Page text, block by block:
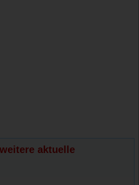
aktuelle